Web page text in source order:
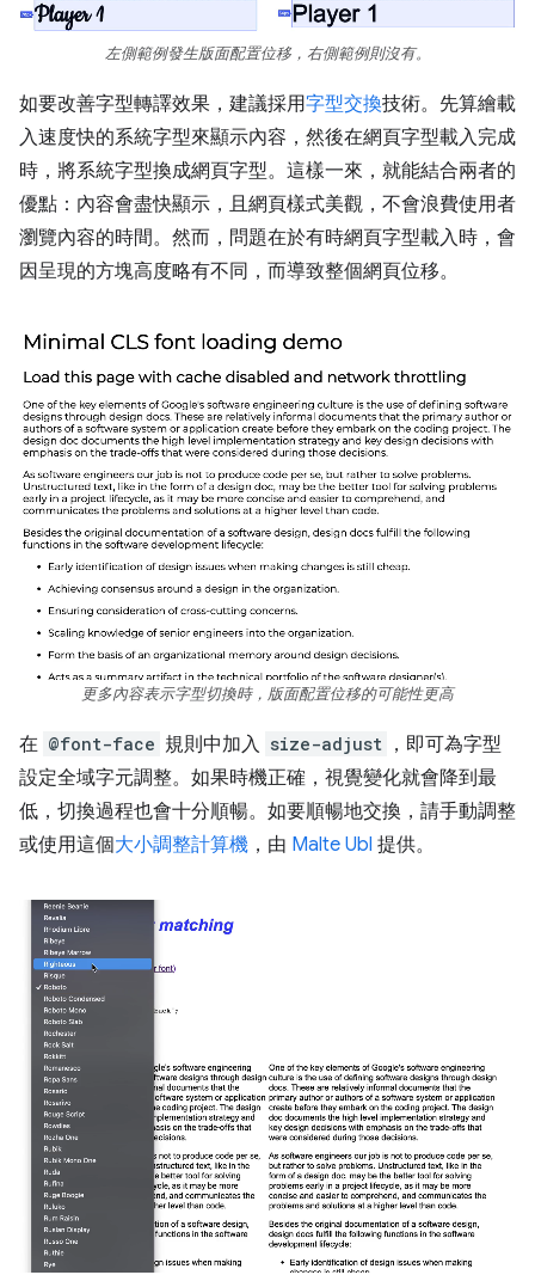
左側範例發生版面配置位移，右側範例則沒有。
如要改善字型轉譯效果，建議採用字型交換技術。先算繪載
入速度快的系統字型來顯示內容，然後在網頁字型載入完成
時，將系統字型換成網頁字型。這樣一來，就能結合兩者的
優點：內容會盡快顯示，且網頁樣式美觀，不會浪費使用者
瀏覽內容的時間。然而，問題在於有時網頁字型載入時，會
因呈現的方塊高度略有不同，而導致整個網頁位移。
更多內容表示字型切換時，版面配置位移的可能性更高
在 @font-face 規則中加入 size-adjust
，即可為字型
設定全域字元調整。如果時機正確，視覺變化就會降到最
低，切換過程也會十分順暢。如要順暢地交換，請手動調整
或使用這個大小調整計算機 ，由 Malte Ubl 提供。